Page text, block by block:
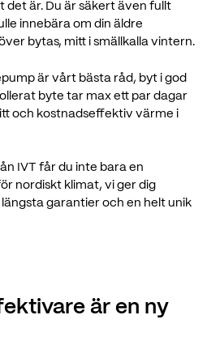
det är. Du är säkert även fullt
innebära om din äldre
bytas, mitt i smällkalla vintern.
är vårt bästa råd, byt i god
byte tar max ett par dagar
och kostnadseffektiv värme i
IVT får du inte bara en
nordiskt klimat, vi ger dig
garantier och en helt unik
är en ny